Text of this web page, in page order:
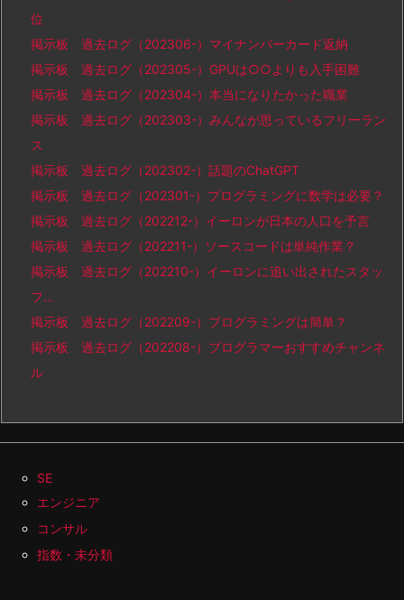
位
掲示板 過去ログ（202306-）マイナンバーカード返納
掲示板 過去ログ（202305-）GPUは○○よりも入手困難
掲示板 過去ログ（202304-）本当になりたかった職業
掲示板 過去ログ（202303-）みんなが思っているフリーラン
ス
掲示板 過去ログ（202302-）話題のChatGPT
掲示板 過去ログ（202301-）プログラミングに数学は必要？
掲示板 過去ログ（202212-）イーロンが日本の人口を予言
掲示板 過去ログ（202211-）ソースコードは単純作業？
掲示板 過去ログ（202210-）イーロンに追い出されたスタッ
フ…
掲示板 過去ログ（202209-）プログラミングは簡単？
掲示板 過去ログ（202208-）プログラマーおすすめチャンネ
ル
SE
エンジニア
コンサル
指数・未分類